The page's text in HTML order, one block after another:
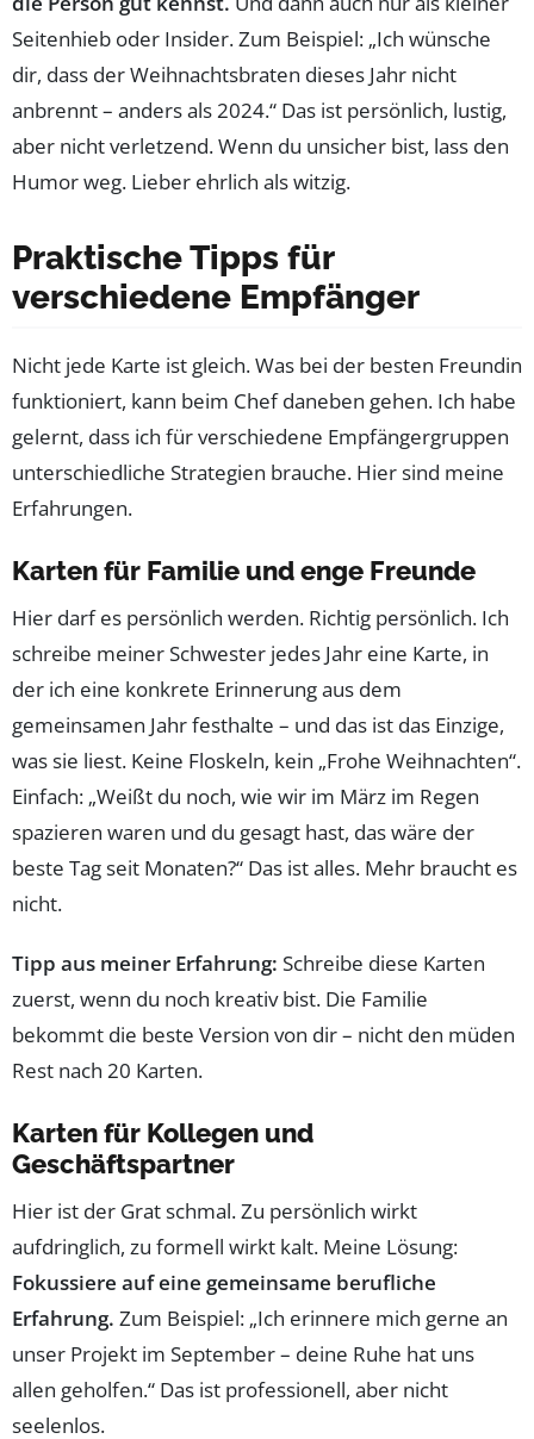
Seitenhieb oder Insider. Zum Beispiel: „Ich wünsche
dir, dass der Weihnachtsbraten dieses Jahr nicht
anbrennt – anders als 2024.“ Das ist persönlich, lustig,
aber nicht verletzend. Wenn du unsicher bist, lass den
Humor weg. Lieber ehrlich als witzig.
Praktische Tipps für
verschiedene Empfänger
Nicht jede Karte ist gleich. Was bei der besten Freundin
funktioniert, kann beim Chef daneben gehen. Ich habe
gelernt, dass ich für verschiedene Empfängergruppen
unterschiedliche Strategien brauche. Hier sind meine
Erfahrungen.
Karten für Familie und enge Freunde
Hier darf es persönlich werden. Richtig persönlich. Ich
schreibe meiner Schwester jedes Jahr eine Karte, in
der ich eine konkrete Erinnerung aus dem
gemeinsamen Jahr festhalte – und das ist das Einzige,
was sie liest. Keine Floskeln, kein „Frohe Weihnachten“.
Einfach: „Weißt du noch, wie wir im März im Regen
spazieren waren und du gesagt hast, das wäre der
beste Tag seit Monaten?“ Das ist alles. Mehr braucht es
nicht.
Tipp aus meiner Erfahrung: Schreibe diese Karten
zuerst, wenn du noch kreativ bist. Die Familie
bekommt die beste Version von dir – nicht den müden
Rest nach 20 Karten.
Karten für Kollegen und
Geschäftspartner
Hier ist der Grat schmal. Zu persönlich wirkt
aufdringlich, zu formell wirkt kalt. Meine Lösung:
Fokussiere auf eine gemeinsame berufliche
Erfahrung. Zum Beispiel: „Ich erinnere mich gerne an
unser Projekt im September – deine Ruhe hat uns
allen geholfen.“ Das ist professionell, aber nicht
seelenlos.